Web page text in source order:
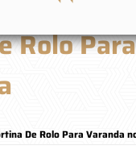
Rolo
De Rolo Para Varanda